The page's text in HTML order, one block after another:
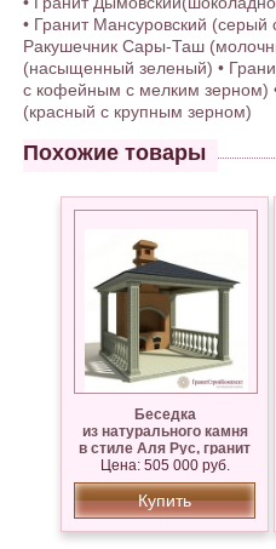
• Гранит Мансуровский (серый
Ракушечник Сары-Таш
(насыщенный зеленый) •
с кофейным с мелким зерном)
(красный с крупным зерном)
Похожие товары
Беседка
из натурального камня
в стиле Аля Рус, гранит
Мансуровский
Цена: 505 000 руб.
Купить